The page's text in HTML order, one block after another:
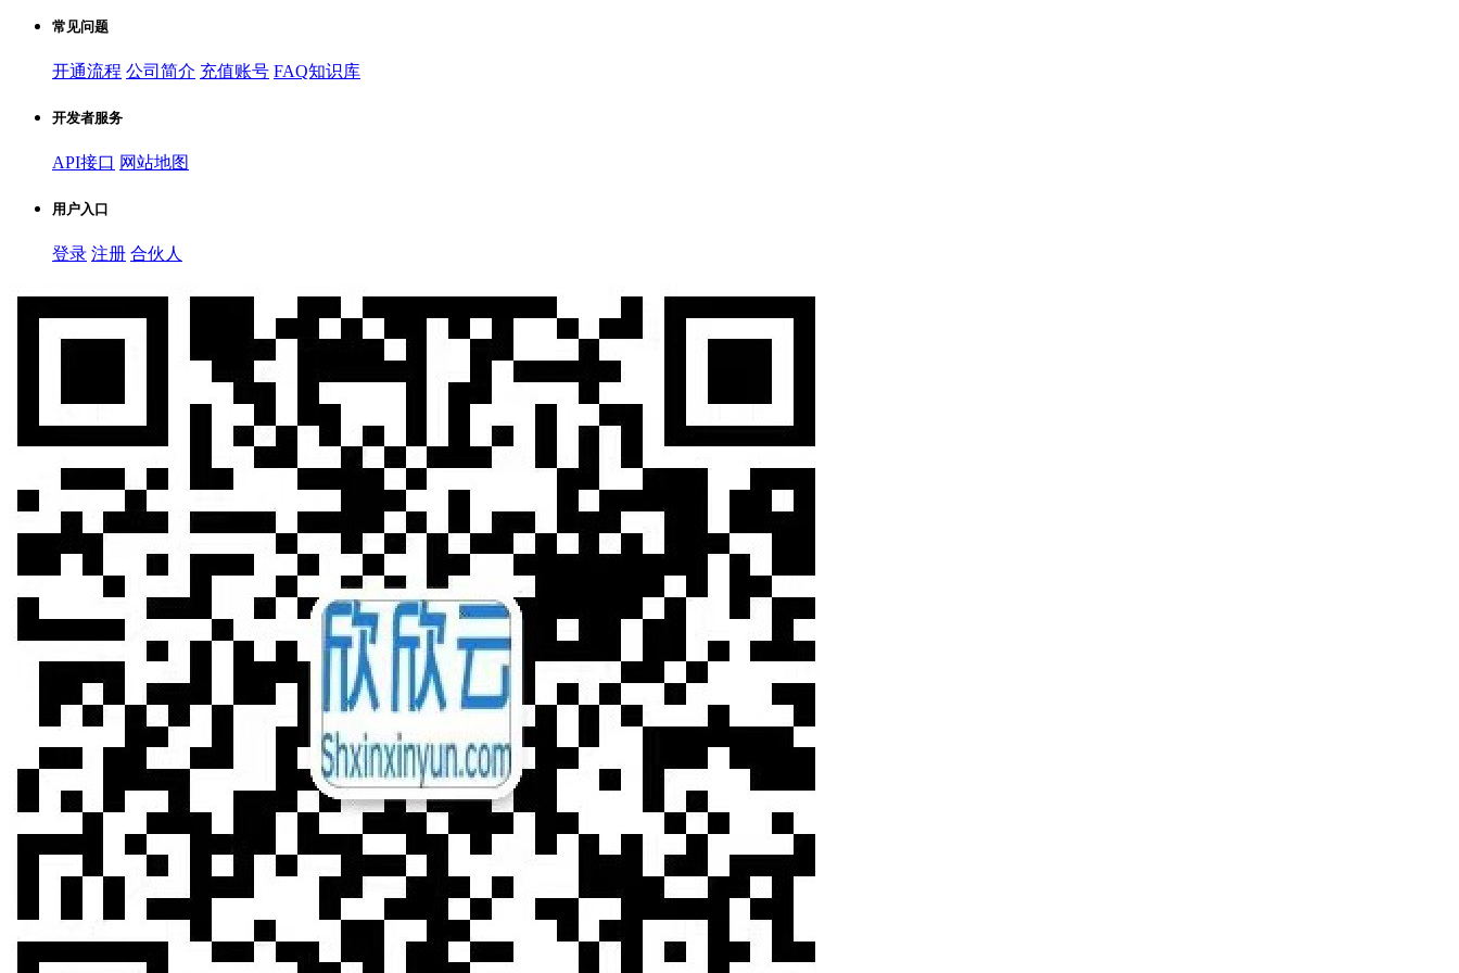
常见问题
开通流程 公司简介 充值账号 FAQ知识库
开发者服务
API接口 网站地图
用户入口
登录 注册 合伙人